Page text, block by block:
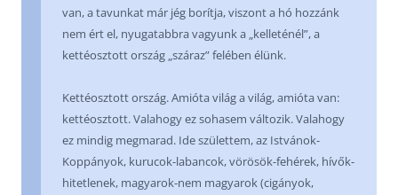
van, a tavunkat már jég borítja, viszont a hó hozzánk
nem ért el, nyugatabbra vagyunk a „kelleténél”, a
kettéosztott ország „száraz” felében élünk.
Kettéosztott ország. Amióta világ a világ, amióta van:
kettéosztott. Valahogy ez sohasem változik. Valahogy
ez mindig megmarad. Ide születtem, az Istvánok-
Koppányok, kurucok-labancok, vörösök-fehérek, hívők-
hitetlenek, magyarok-nem magyarok (cigányok,